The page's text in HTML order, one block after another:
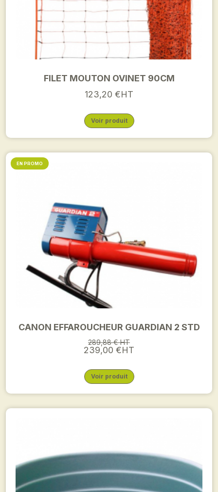
FILET MOUTON OVINET 90CM
123,20 €HT
Voir produit
CANON EFFAROUCHEUR GUARDIAN 2 STD
289,88 € HT
239,00 €HT
Voir produit
EN PROMO